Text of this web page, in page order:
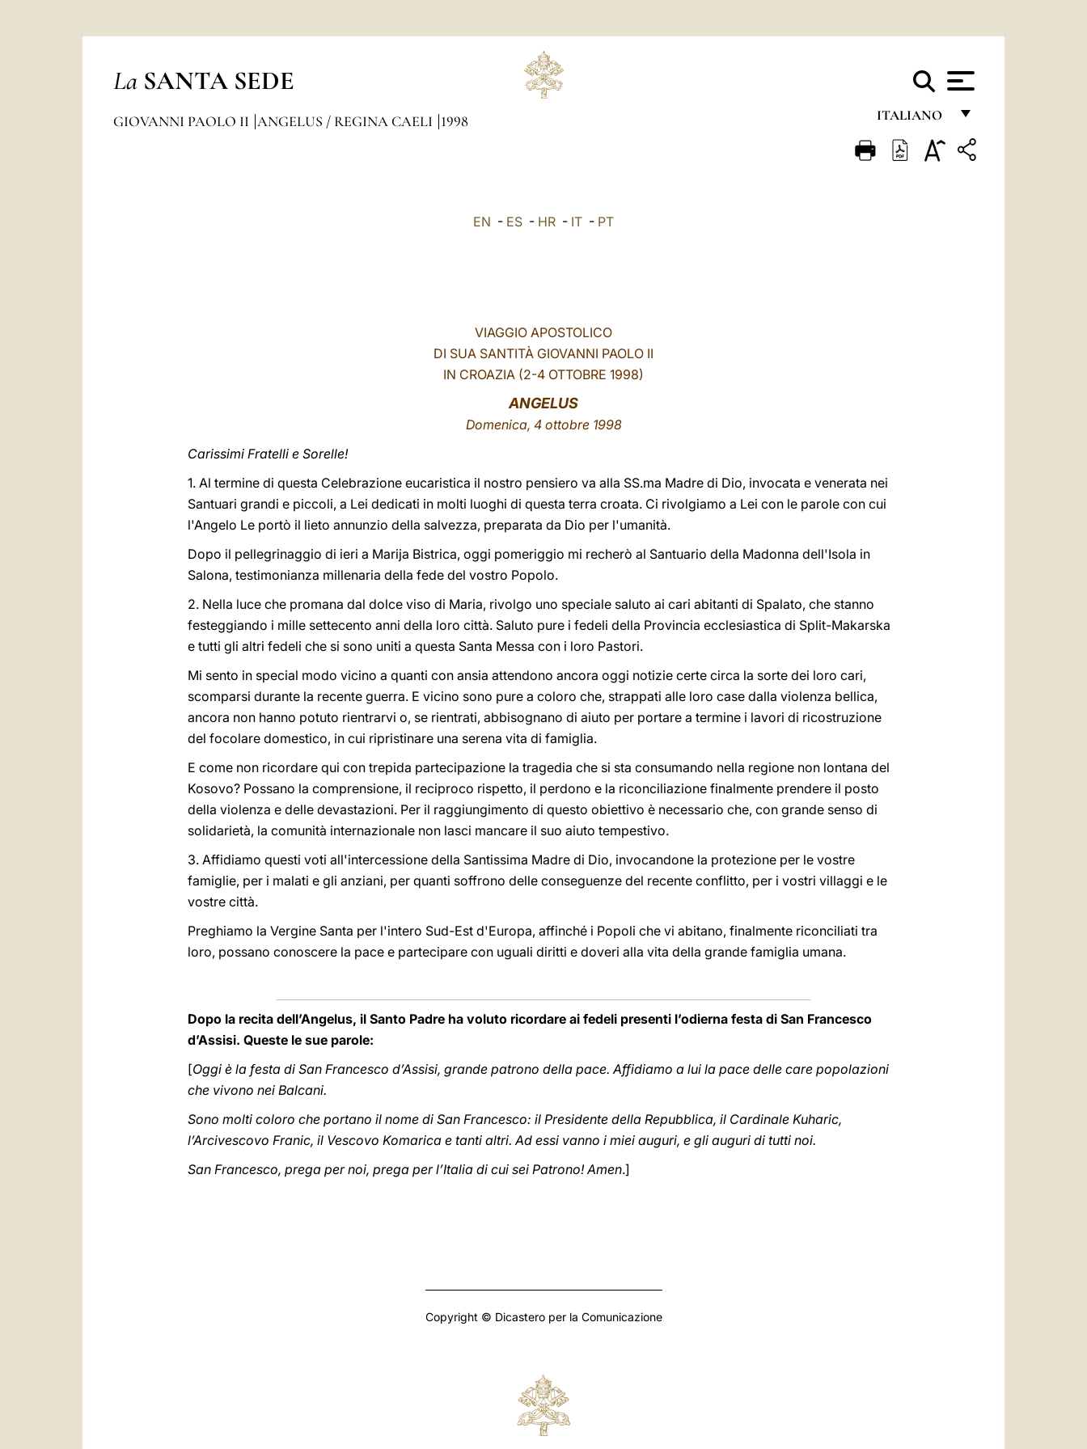
La SANTA SEDE
ITALIANO
FRANÇAIS
GIOVANNI PAOLO II ANGELUS / REGINA CAELI 1998
EN - ES - HR - IT - PT
VIAGGIO APOSTOLICO
DI SUA SANTITÀ GIOVANNI PAOLO II
IN CROAZIA (2-4 OTTOBRE 1998)
ANGELUS
Domenica, 4 ottobre 1998
Carissimi Fratelli e Sorelle!
1. Al termine di questa Celebrazione eucaristica il nostro pensiero va alla SS.ma Madre di Dio, invocata e venerata nei
Santuari grandi e piccoli, a Lei dedicati in molti luoghi di questa terra croata. Ci rivolgiamo a Lei con le parole con cui
l'Angelo Le portò il lieto annunzio della salvezza, preparata da Dio per l'umanità.
Dopo il pellegrinaggio di ieri a Marija Bistrica, oggi pomeriggio mi recherò al Santuario della Madonna dell'Isola in
Salona, testimonianza millenaria della fede del vostro Popolo.
2. Nella luce che promana dal dolce viso di Maria, rivolgo uno speciale saluto ai cari abitanti di Spalato, che stanno
festeggiando i mille settecento anni della loro città. Saluto pure i fedeli della Provincia ecclesiastica di Split-Makarska
e tutti gli altri fedeli che si sono uniti a questa Santa Messa con i loro Pastori.
Mi sento in special modo vicino a quanti con ansia attendono ancora oggi notizie certe circa la sorte dei loro cari,
scomparsi durante la recente guerra. E vicino sono pure a coloro che, strappati alle loro case dalla violenza bellica,
ancora non hanno potuto rientrarvi o, se rientrati, abbisognano di aiuto per portare a termine i lavori di ricostruzione
del focolare domestico, in cui ripristinare una serena vita di famiglia.
E come non ricordare qui con trepida partecipazione la tragedia che si sta consumando nella regione non lontana del
Kosovo? Possano la comprensione, il reciproco rispetto, il perdono e la riconciliazione finalmente prendere il posto
della violenza e delle devastazioni. Per il raggiungimento di questo obiettivo è necessario che, con grande senso di
solidarietà, la comunità internazionale non lasci mancare il suo aiuto tempestivo.
3. Affidiamo questi voti all'intercessione della Santissima Madre di Dio, invocandone la protezione per le vostre
famiglie, per i malati e gli anziani, per quanti soffrono delle conseguenze del recente conflitto, per i vostri villaggi e le
vostre città.
Preghiamo la Vergine Santa per l'intero Sud-Est d'Europa, affinché i Popoli che vi abitano, finalmente riconciliati tra
loro, possano conoscere la pace e partecipare con uguali diritti e doveri alla vita della grande famiglia umana.
Dopo la recita dell’Angelus, il Santo Padre ha voluto ricordare ai fedeli presenti l’odierna festa di San Francesco
d’Assisi. Queste le sue parole:
[Oggi è la festa di San Francesco d’Assisi, grande patrono della pace. Affidiamo a lui la pace delle care popolazioni
che vivono nei Balcani.
Sono molti coloro che portano il nome di San Francesco: il Presidente della Repubblica, il Cardinale Kuharic,
l’Arcivescovo Franic, il Vescovo Komarica e tanti altri. Ad essi vanno i miei auguri, e gli auguri di tutti noi.
San Francesco, prega per noi, prega per l’Italia di cui sei Patrono! Amen.]
Copyright © Dicastero per la Comunicazione